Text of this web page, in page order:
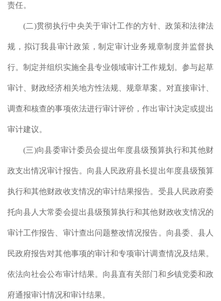
责任。
(二)贯彻执行中央关于审计工作的方针、政策和法律法
规，拟订我县审计政策，制定审计业务规章制度并监督执
行。制定并组织实施全县专业领域审计工作规划。参与起草
审计、财政经济相关地方性法规、规章草案。对直接审计、
调查和核查的事项依法进行审计评价，作出审计决定或提出
审计建议。
(三)向县委审计委员会提出年度县级预算执行和其他财
政支出情况审计报告。向县人民政府县长提出年度县级预算
执行和其他财政收支情况的审计结果报告。受县人民政府委
托向县人大常委会提出县级预算执行和其他财政收支情况的
审计工作报告、审计查出问题整改情况报告。向县委、县人
民政府报告对其他事项的审计和专项审计调查情况及结果。
依法向社会公布审计结果。向县直有关部门和乡镇党委和政
府通报审计情况和审计结果。